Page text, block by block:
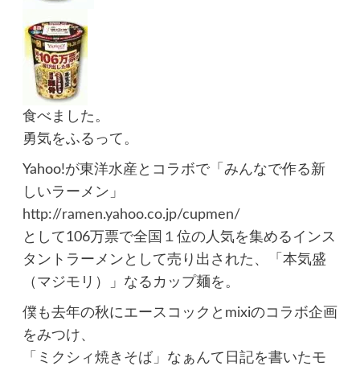
食べました。
勇気をふるって。
Yahoo!が東洋水産とコラボで「みんなで作る新
しいラーメン」
http://ramen.yahoo.co.jp/cupmen/
として106万票で全国１位の人気を集めるインス
タントラーメンとして売り出された、「本気盛
（マジモリ）」なるカップ麺を。
僕も去年の秋にエースコックとmixiのコラボ企画
をみつけ、
「ミクシィ焼きそば」 なぁんて日記を書いたモ